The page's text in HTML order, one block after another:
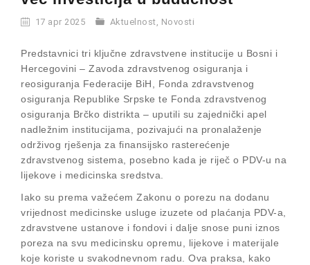
17 apr 2025 Aktuelnost, Novosti
Predstavnici tri ključne zdravstvene institucije u Bosni i
Hercegovini – Zavoda zdravstvenog osiguranja i
reosiguranja Federacije BiH, Fonda zdravstvenog
osiguranja Republike Srpske te Fonda zdravstvenog
osiguranja Brčko distrikta – uputili su zajednički apel
nadležnim institucijama, pozivajući na pronalaženje
održivog rješenja za finansijsko rasterećenje
zdravstvenog sistema, posebno kada je riječ o PDV-u na
lijekove i medicinska sredstva.
Iako su prema važećem Zakonu o porezu na dodanu
vrijednost medicinske usluge izuzete od plaćanja PDV-a,
zdravstvene ustanove i fondovi i dalje snose puni iznos
poreza na svu medicinsku opremu, lijekove i materijale
koje koriste u svakodnevnom radu. Ova praksa, kako